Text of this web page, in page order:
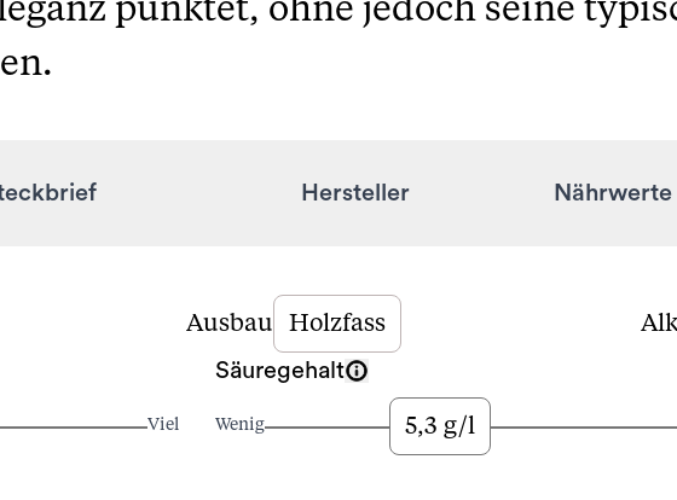
punktet, ohne jedoch seine
Hersteller
Ausbau Holzfass
Viel
Säuregehalt
Wenig 5,3 g/l